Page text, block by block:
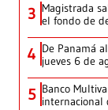
3 Magistrada
el fondo de
4 De Panamá
jueves 6 de
5 Banco
internacional